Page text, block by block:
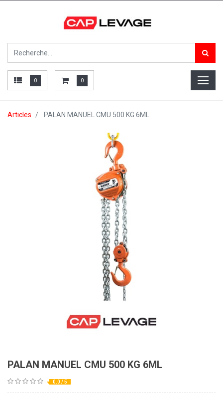
0 0
Articles PALAN MANUEL CMU 500 KG 6ML
PALAN MANUEL CMU 500 KG 6ML
0.0 / 5